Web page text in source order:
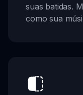
suas batidas.
como sua